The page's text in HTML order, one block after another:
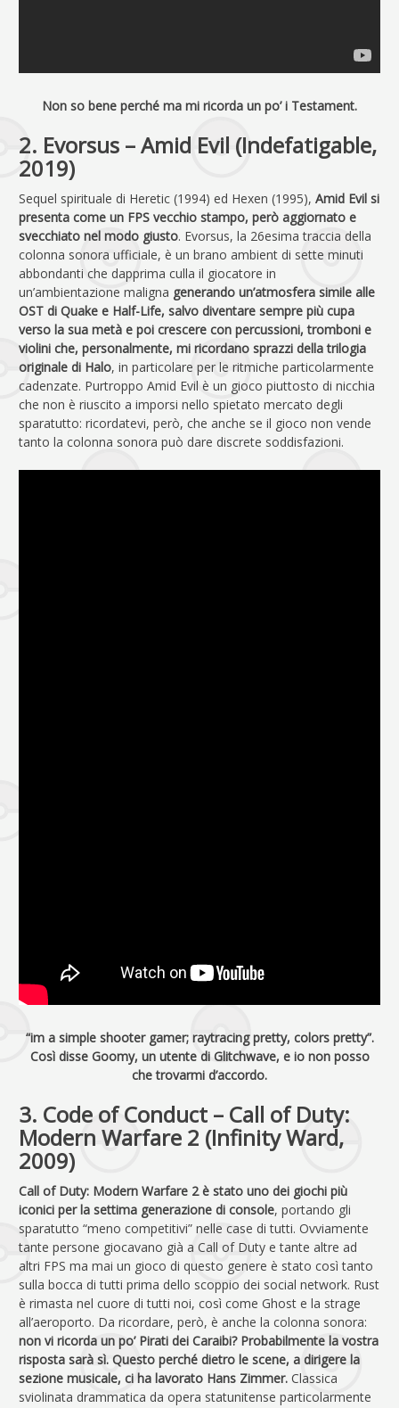
Non so bene perché ma mi ricorda un po’ i Testament.
2. Evorsus – Amid Evil (Indefatigable,
2019)
Sequel spirituale di Heretic (1994) ed Hexen (1995), Amid Evil si
presenta come un FPS vecchio stampo, però aggiornato e
svecchiato nel modo giusto. Evorsus, la 26esima traccia della
colonna sonora ufficiale, è un brano ambient di sette minuti
abbondanti che dapprima culla il giocatore in
un’ambientazione maligna generando un’atmosfera simile alle
OST di Quake e Half-Life, salvo diventare sempre più cupa
verso la sua metà e poi crescere con percussioni, tromboni e
violini che, personalmente, mi ricordano sprazzi della trilogia
originale di Halo, in particolare per le ritmiche particolarmente
cadenzate. Purtroppo Amid Evil è un gioco piuttosto di nicchia
che non è riuscito a imporsi nello spietato mercato degli
sparatutto: ricordatevi, però, che anche se il gioco non vende
tanto la colonna sonora può dare discrete soddisfazioni.
“im a simple shooter gamer; raytracing pretty, colors pretty”.
Così disse Goomy, un utente di Glitchwave, e io non posso
che trovarmi d’accordo.
3. Code of Conduct – Call of Duty:
Modern Warfare 2 (Infinity Ward,
2009)
Call of Duty: Modern Warfare 2 è stato uno dei giochi più
iconici per la settima generazione di console, portando gli
sparatutto “meno competitivi” nelle case di tutti. Ovviamente
tante persone giocavano già a Call of Duty e tante altre ad
altri FPS ma mai un gioco di questo genere è stato così tanto
sulla bocca di tutti prima dello scoppio dei social network. Rust
è rimasta nel cuore di tutti noi, così come Ghost e la strage
all’aeroporto. Da ricordare, però, è anche la colonna sonora:
non vi ricorda un po’ Pirati dei Caraibi? Probabilmente la vostra
risposta sarà sì. Questo perché dietro le scene, a dirigere la
sezione musicale, ci ha lavorato Hans Zimmer. Classica
sviolinata drammatica da opera statunitense particolarmente